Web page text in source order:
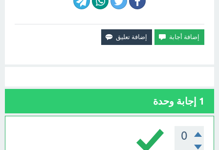
1 إجابة وحدة
0